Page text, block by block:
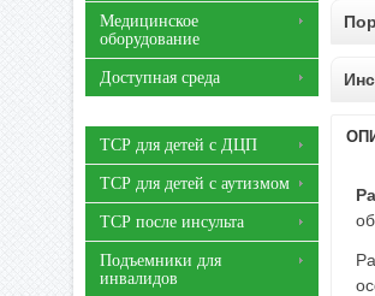
Медицинское
оборудование
Доступная среда
ТСР для детей с ДЦП
ТСР для детей с аутизмом
ТСР после инсульта
Подъемники для
инвалидов